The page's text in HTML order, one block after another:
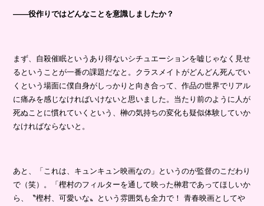
――役作りではどんなことを意識しましたか？
まず、自殺催眠というあり得ないシチュエーションを嘘じゃなく見せ
るということが一番の課題だなと。クラスメイトがどんどん死んでい
くという場面に僕自身がしっかりと向き合って、作品の世界でリアル
に痛みを感じなければいけないと思いました。当たり前のように人が
死ぬことに慣れていくという、榊の気持ちの変化も疑似体験していか
なければならないと。
あと、「これは、キュンキュン映画なの」というのが監督のこだわり
で（笑）。「樫村のフィルターを通して映った榊君であってほしいか
ら、〝樫村、可愛いな〟という雰囲気も全力で！ 青春映画としてや